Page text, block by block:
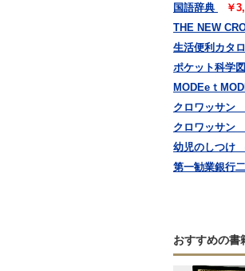
国語辞典
￥
THE NEW
生活便利カタ
ポケット科学
MODEeｔ
クロワッサン
クロワッサン
幼児のしつけ
第一勧業銀行
おすすめの書